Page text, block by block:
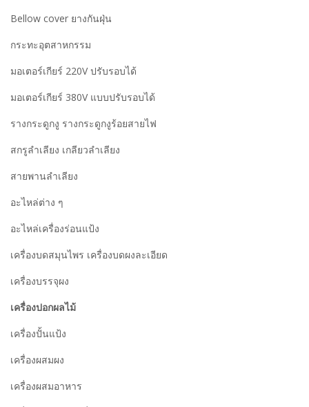
Bellow cover ยางกันฝุ่น
กระทะอุตสาหกรรม
มอเตอร์เกียร์ 220V ปรับรอบได้
มอเตอร์เกียร์ 380V แบบปรับรอบได้
รางกระดูกงู รางกระดูกงูร้อยสายไฟ
สกรูลำเลียง เกลียวลำเลียง
สายพานลำเลียง
อะไหล่ต่าง ๆ
อะไหล่เครื่องร่อนแป้ง
เครื่องบดสมุนไพร เครื่องบดผงละเอียด
เครื่องบรรจุผง
เครื่องปอกผลไม้
เครื่องปั้นแป้ง
เครื่องผสมผง
เครื่องผสมอาหาร